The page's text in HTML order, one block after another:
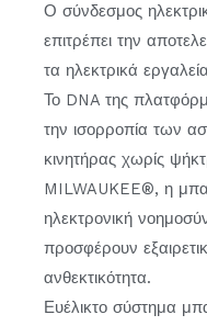
Ο σύνδεσμος
επιτρέπει την
τα ηλεκτρικά εργαλεία
Το DNA της
την ισορροπία των
κινητήρας χωρίς
MILWAUKEE®, η
ηλεκτρονική
προσφέρουν
ανθεκτικότητα.
Ευέλικτο σύστημα